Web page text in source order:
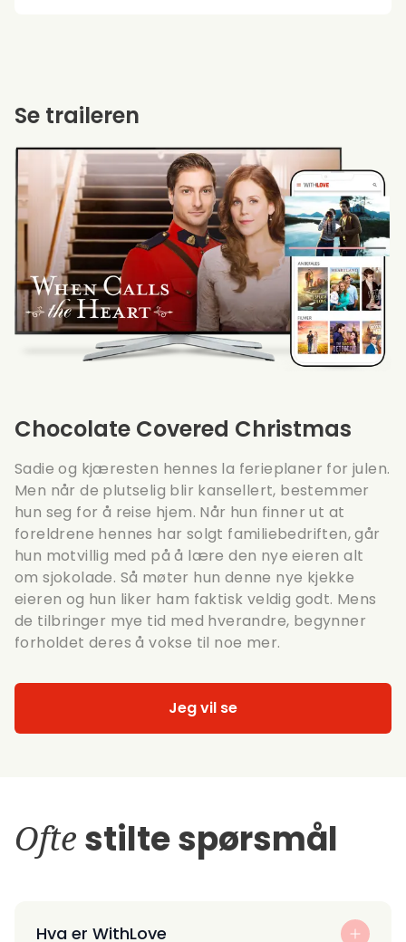
Chocolate Covered Christmas
Sadie og kjæresten hennes la ferieplaner for julen.
Men når de plutselig blir kansellert, bestemmer
hun seg for å reise hjem. Når hun finner ut at
foreldrene hennes har solgt familiebedriften, går
hun motvillig med på å lære den nye eieren alt
om sjokolade. Så møter hun denne nye kjekke
eieren og hun liker ham faktisk veldig godt. Mens
de tilbringer mye tid med hverandre, begynner
forholdet deres å vokse til noe mer.
Jeg vil se
Se traileren
Ofte stilte spørsmål
Hva er WithLove